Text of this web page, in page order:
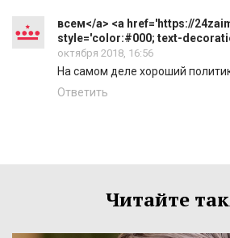
всем</a> <a href='https://
style='color:#000; text-
октября 2018, 16:56
На самом деле хороший
Ответить
Читайте